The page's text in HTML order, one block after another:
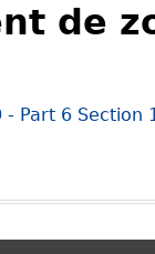
de
- Part 6 Section